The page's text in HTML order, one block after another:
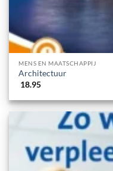
MENS EN MAATSCHAPPIJ
Architectuur
18.95